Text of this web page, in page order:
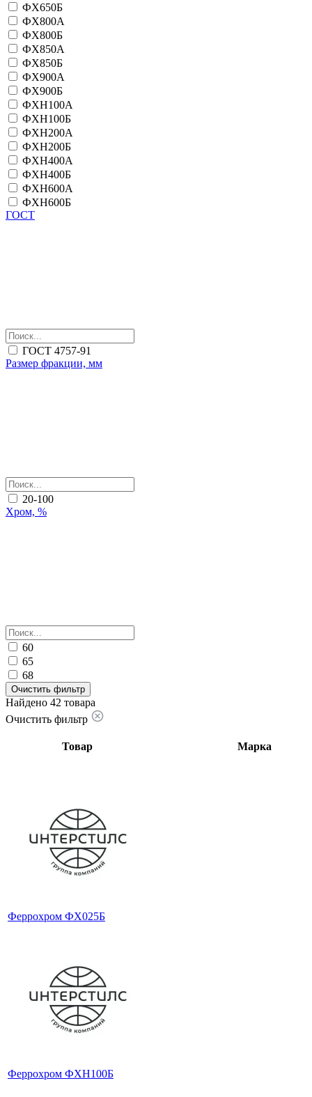
ФХ650Б
ФХ800А
ФХ800Б
ФХ850А
ФХ850Б
ФХ900А
ФХ900Б
ФХН100А
ФХН100Б
ФХН200А
ФХН200Б
ФХН400А
ФХН400Б
ФХН600А
ФХН600Б
ГОСТ
ГОСТ 4757-91
Размер фракции, мм
20-100
Хром, %
60
65
68
Очистить фильтр
Найдено 42 товара
Очистить фильтр
Товар Марка
Феррохром ФХ025Б
Феррохром ФХН100Б